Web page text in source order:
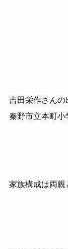
吉田栄作さん
秦野市立本町小
家族構成は両親